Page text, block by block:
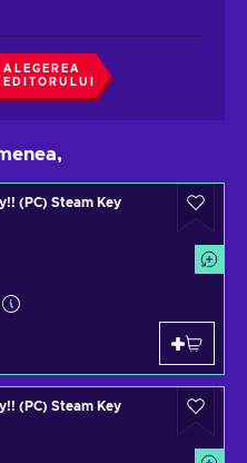
ALEGEREA
EDITORULUI
(PC) Steam Key
(PC) Steam Key